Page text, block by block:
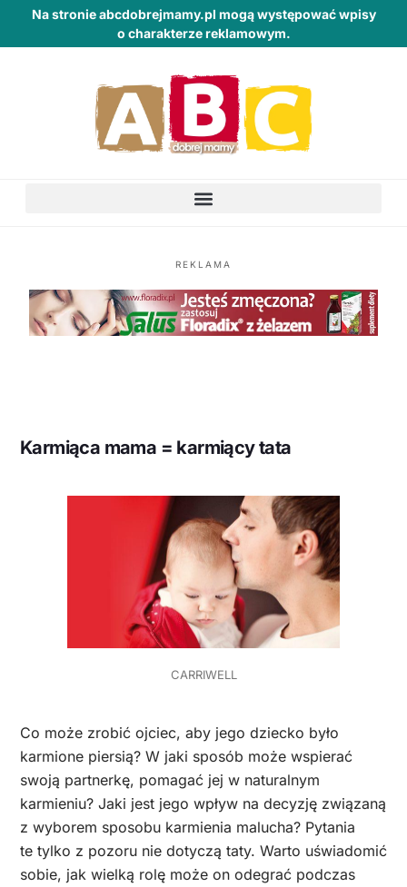
Na stronie abcdobrejmamy.pl mogą występować wpisy
o charakterze reklamowym.
REKLAMA
Karmiąca mama = karmiący tata
CARRIWELL
Co może zrobić ojciec, aby jego dziecko było
karmione piersią? W jaki sposób może wspierać
swoją partnerkę, pomagać jej w naturalnym
karmieniu? Jaki jest jego wpływ na decyzję związaną
z wyborem sposobu karmienia malucha? Pytania
te tylko z pozoru nie dotyczą taty. Warto uświadomić
sobie, jak wielką rolę może on odegrać podczas